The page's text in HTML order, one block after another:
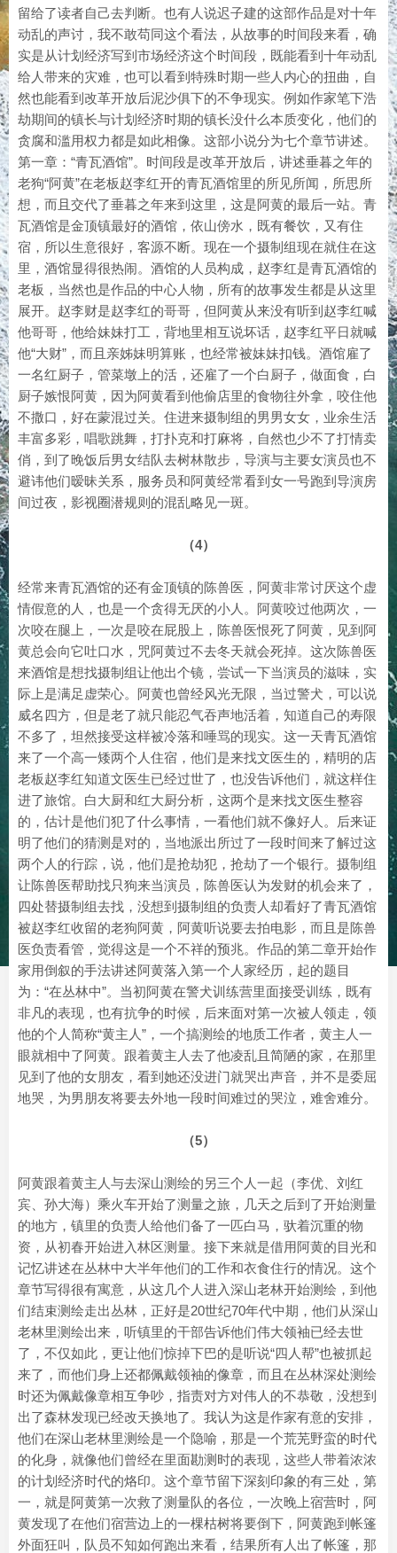
留给了读者自己去判断。也有人说迟子建的这部作品是对十年
动乱的声讨，我不敢苟同这个看法，从故事的时间段来看，确
实是从计划经济写到市场经济这个时间段，既能看到十年动乱
给人带来的灾难，也可以看到特殊时期一些人内心的扭曲，自
然也能看到改革开放后泥沙俱下的不争现实。例如作家笔下浩
劫期间的镇长与计划经济时期的镇长没什么本质变化，他们的
贪腐和滥用权力都是如此相像。这部小说分为七个章节讲述。
第一章：“青瓦酒馆”。时间段是改革开放后，讲述垂暮之年的
老狗“阿黄”在老板赵李红开的青瓦酒馆里的所见所闻，所思所
想，而且交代了垂暮之年来到这里，这是阿黄的最后一站。青
瓦酒馆是金顶镇最好的酒馆，依山傍水，既有餐饮，又有住
宿，所以生意很好，客源不断。现在一个摄制组现在就住在这
里，酒馆显得很热闹。酒馆的人员构成，赵李红是青瓦酒馆的
老板，当然也是作品的中心人物，所有的故事发生都是从这里
展开。赵李财是赵李红的哥哥，但阿黄从来没有听到赵李红喊
他哥哥，他给妹妹打工，背地里相互说坏话，赵李红平日就喊
他“大财”，而且亲姊妹明算账，也经常被妹妹扣钱。酒馆雇了
一名红厨子，管菜墩上的活，还雇了一个白厨子，做面食，白
厨子嫉恨阿黄，因为阿黄看到他偷店里的食物往外拿，咬住他
不撒口，好在蒙混过关。住进来摄制组的男男女女，业余生活
丰富多彩，唱歌跳舞，打扑克和打麻将，自然也少不了打情卖
俏，到了晚饭后男女结队去树林散步，导演与主要女演员也不
避讳他们暧昧关系，服务员和阿黄经常看到女一号跑到导演房
间过夜，影视圈潜规则的混乱略见一斑。
（4）
经常来青瓦酒馆的还有金顶镇的陈兽医，阿黄非常讨厌这个虚
情假意的人，也是一个贪得无厌的小人。阿黄咬过他两次，一
次咬在腿上，一次是咬在屁股上，陈兽医恨死了阿黄，见到阿
黄总会向它吐口水，咒阿黄过不去冬天就会死掉。这次陈兽医
来酒馆是想找摄制组让他出个镜，尝试一下当演员的滋味，实
际上是满足虚荣心。阿黄也曾经风光无限，当过警犬，可以说
威名四方，但是老了就只能忍气吞声地活着，知道自己的寿限
不多了，坦然接受这样被冷落和唾骂的现实。这一天青瓦酒馆
来了一个高一矮两个人住宿，他们是来找文医生的，精明的店
老板赵李红知道文医生已经过世了，也没告诉他们，就这样住
进了旅馆。白大厨和红大厨分析，这两个是来找文医生整容
的，估计是他们犯了什么事情，一看他们就不像好人。后来证
明了他们的猜测是对的，当地派出所过了一段时间来了解过这
两个人的行踪，说，他们是抢劫犯，抢劫了一个银行。摄制组
让陈兽医帮助找只狗来当演员，陈兽医认为发财的机会来了，
四处替摄制组去找，没想到摄制组的负责人却看好了青瓦酒馆
被赵李红收留的老狗阿黄，阿黄听说要去拍电影，而且是陈兽
医负责看管，觉得这是一个不祥的预兆。作品的第二章开始作
家用倒叙的手法讲述阿黄落入第一个人家经历，起的题目
为：“在丛林中”。当初阿黄在警犬训练营里面接受训练，既有
非凡的表现，也有抗争的时候，后来面对第一次被人领走，领
他的个人简称“黄主人”，一个搞测绘的地质工作者，黄主人一
眼就相中了阿黄。跟着黄主人去了他凌乱且简陋的家，在那里
见到了他的女朋友，看到她还没进门就哭出声音，并不是委屈
地哭，为男朋友将要去外地一段时间难过的哭泣，难舍难分。
（5）
阿黄跟着黄主人与去深山测绘的另三个人一起（李优、刘红
宾、孙大海）乘火车开始了测量之旅，几天之后到了开始测量
的地方，镇里的负责人给他们备了一匹白马，驮着沉重的物
资，从初春开始进入林区测量。接下来就是借用阿黄的目光和
记忆讲述在丛林中大半年他们的工作和衣食住行的情况。这个
章节写得很有寓意，从这几个人进入深山老林开始测绘，到他
们结束测绘走出丛林，正好是20世纪70年代中期，他们从深山
老林里测绘出来，听镇里的干部告诉他们伟大领袖已经去世
了，不仅如此，更让他们惊掉下巴的是听说“四人帮”也被抓起
来了，而他们身上还都佩戴领袖的像章，而且在丛林深处测绘
时还为佩戴像章相互争吵，指责对方对伟人的不恭敬，没想到
出了森林发现已经改天换地了。我认为这是作家有意的安排，
他们在深山老林里测绘是一个隐喻，那是一个荒芜野蛮的时代
的化身，就像他们曾经在里面勘测时的表现，这些人带着浓浓
的计划经济时代的烙印。这个章节留下深刻印象的有三处，第
一，就是阿黄第一次救了测量队的各位，一次晚上宿营时，阿
黄发现了在他们宿营边上的一棵枯树将要倒下，阿黄跑到帐篷
外面狂叫，队员不知如何跑出来看，结果所有人出了帐篷，那